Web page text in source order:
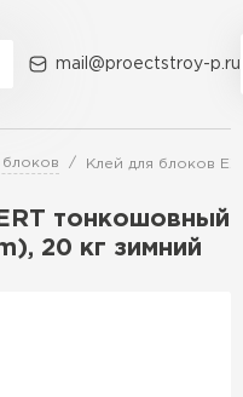
mail@proectstroy-p.ru
блоков Клей для блоков
тонкошовный
20 кг зимний
компании Контакты